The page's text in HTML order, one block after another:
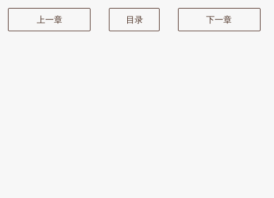
上一章 目录 下一章